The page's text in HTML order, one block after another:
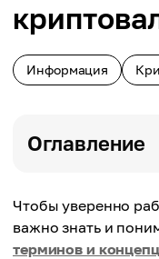
Информация
Оглавление
Чтобы уверенно
важно знать и
терминов и